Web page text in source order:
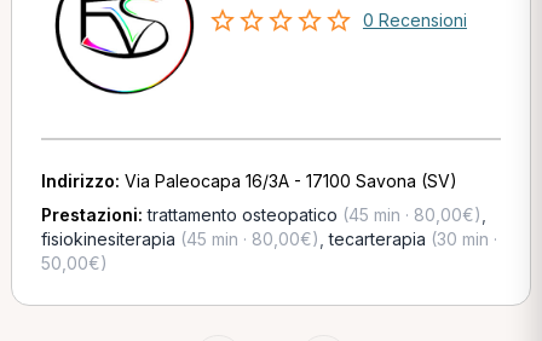
0 Recensioni
Indirizzo: Via Paleocapa 16/3A - 17100 Savona (SV)
Prestazioni:trattamento osteopatico (45 min · 80,00€)
fisiokinesiterapia (45 min · 80,00€) ,tecarterapia (30 min ·
50,00€)